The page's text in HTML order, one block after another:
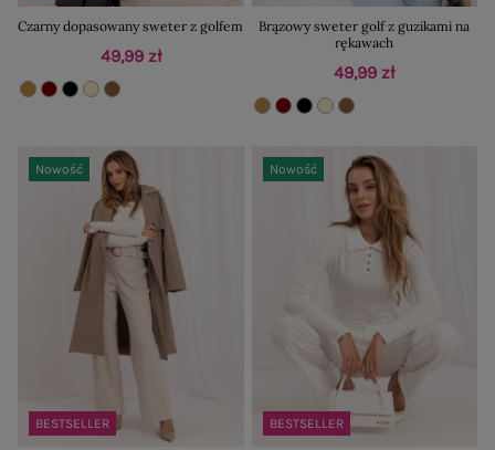
Czarny dopasowany sweter z golfem
49,99 zł
Brązowy sweter golf z guzikami na
rękawach
49,99 zł
BESTSELLER
Nowość
BESTSELLER
Nowość